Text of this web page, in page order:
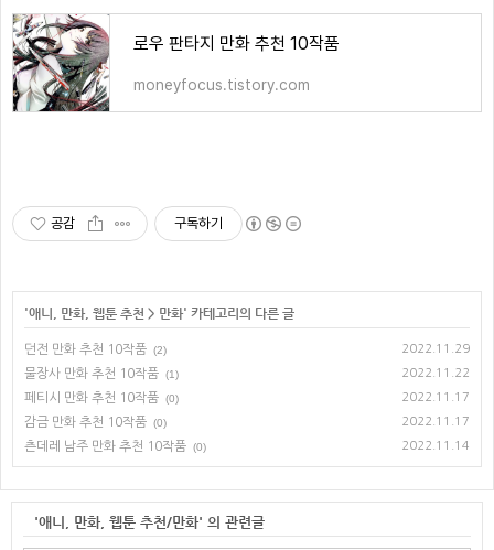
로우 판타지 만화 추천 10작품
moneyfocus.tistory.com
공감 구독하기
'애니, 만화, 웹툰 추천 > 만화' 카테고리의 다른 글
던전 만화 추천 10작품 (2) 2022.11.29
물장사 만화 추천 10작품 (1) 2022.11.22
페티시 만화 추천 10작품 (0) 2022.11.17
감금 만화 추천 10작품 (0) 2022.11.17
츤데레 남주 만화 추천 10작품 (0) 2022.11.14
'애니, 만화, 웹툰 추천/만화' 의 관련글